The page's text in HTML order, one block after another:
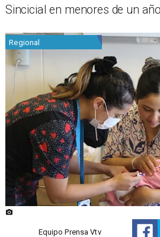
Sincicial en menores de un año
Regional
Equipo Prensa Vtv